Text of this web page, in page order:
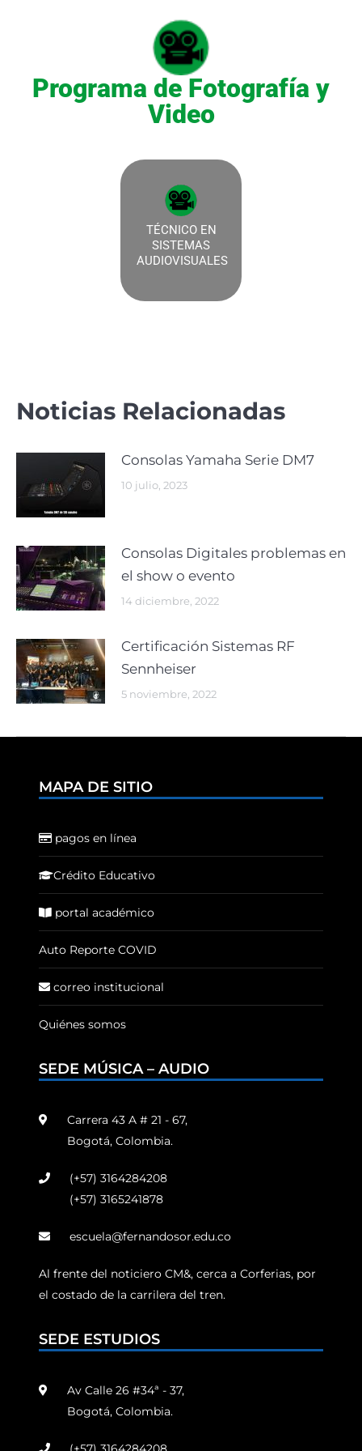
Programa de Fotografía y
Video
TÉCNICO EN
SISTEMAS
AUDIOVISUALES
Noticias Relacionadas
Consolas Yamaha Serie DM7
10 julio, 2023
Consolas Digitales problemas en
el show o evento
14 diciembre, 2022
Certificación Sistemas RF
Sennheiser
5 noviembre, 2022
MAPA DE SITIO
pagos en línea
Crédito Educativo
portal académico
Auto Reporte COVID
correo institucional
Quiénes somos
SEDE MÚSICA – AUDIO
Carrera 43 A # 21 - 67,
Bogotá, Colombia.
(+57) 3164284208
(+57) 3165241878
escuela@fernandosor.edu.co
Al frente del noticiero CM&, cerca a Corferias, por
el costado de la carrilera del tren.
SEDE ESTUDIOS
Av Calle 26 #34ª - 37,
Bogotá, Colombia.